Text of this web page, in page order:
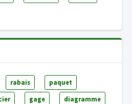
rabais paquet
gage diagramme